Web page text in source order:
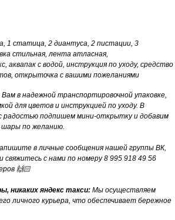
1 статица, 2 диантуса, 2 пистации, 3
стильная, лента атласная,
аквапак с водой, инструкция по уходу, средство
открыточка с вашими пожеланиями
в надежной транспортировочной упаковке,
для цветов и инструкцией по уходу. В
радостью подпишем мини-открытку и добавим
шары по желанию.
в личные сообщения нашей группы ВК,
свяжитесь с нами по номеру 8 995 918 49 56
🙌🏻
никаких яндекс такси: Мы осуществляем
личного курьера, что обеспечивает бережное